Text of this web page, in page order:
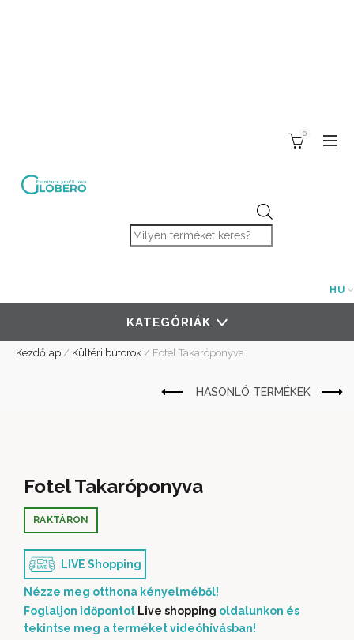
Products search
0
HU
KATEGÓRIÁK
Kezdőlap / Kültéri bútorok / Fotel Takaróponyva
Fotel Takaróponyva
RAKTÁRON
LIVE Shopping
Nézze meg otthona kényelméből!
Foglaljon időpontot Live shopping oldalunkon és
tekintse meg a terméket videóhívásban!